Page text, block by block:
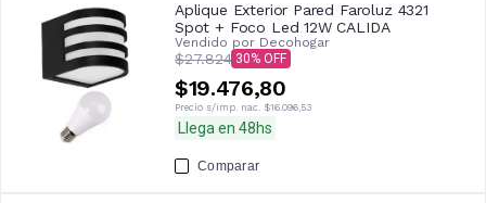
Aplique Exterior Pared Faroluz 4321
Spot + Foco Led 12W CALIDA
Vendido por Decohogar
$27.824 30
$19.476,80
Precio s/imp. nac. $16.096,53
Llega en 48hs
Comparar